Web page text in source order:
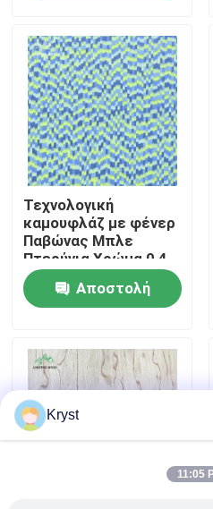
Προϊόντα
Βίντεο
Σχετικά με εμάς
Επισκέψεις στο
Έλεγχος ποιότητας
Ειδήσεις
Υποθέσεις
Τεχνολογική
καμουφλάζ με φένερ
Παβώνας Μπλε
Πτερύγια Χρώμα 0,4
mm
Αποστολή
Kryst
11:05